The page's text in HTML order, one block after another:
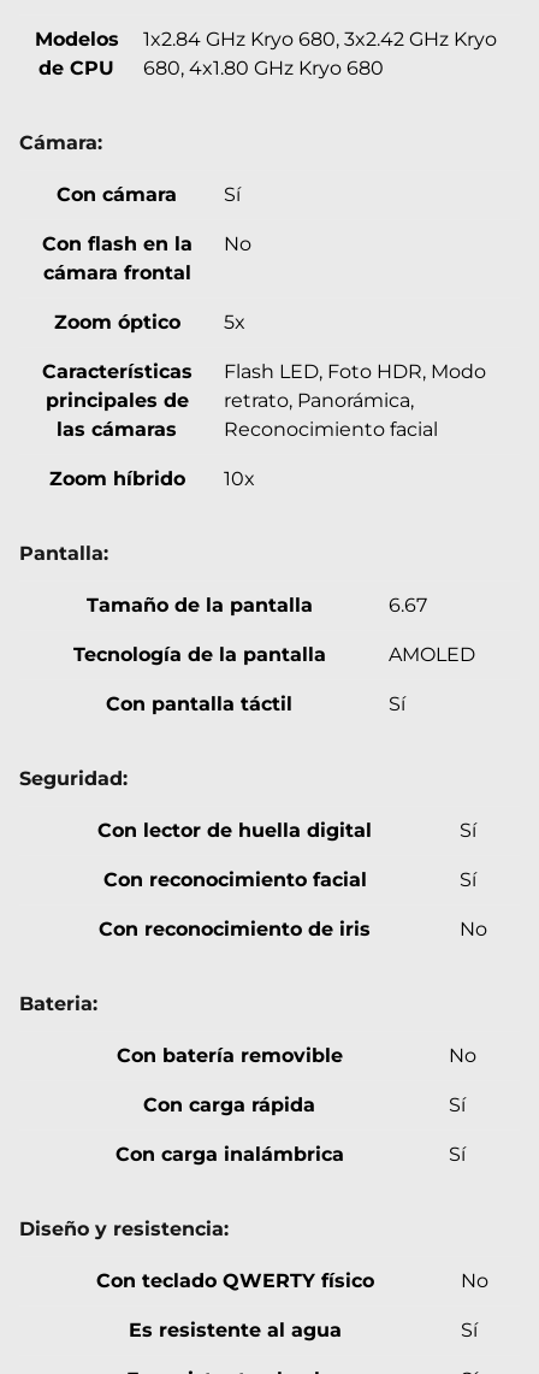
Modelos
de CPU
1x2.84 GHz Kryo 680, 3x2.42 GHz Kryo
680, 4x1.80 GHz Kryo 680
Cámara:
Con cámara Sí
Con flash en la
cámara frontal
No
Zoom óptico 5x
Características
principales de
las cámaras
Flash LED, Foto HDR, Modo
retrato, Panorámica,
Reconocimiento facial
Zoom híbrido 10x
Pantalla:
Tamaño de la pantalla 6.67
Tecnología de la pantalla AMOLED
Con pantalla táctil Sí
Seguridad:
Con lector de huella digital Sí
Con reconocimiento facial Sí
Con reconocimiento de iris No
Bateria:
Con batería removible No
Con carga rápida Sí
Con carga inalámbrica Sí
Diseño y resistencia:
Con teclado QWERTY físico No
Es resistente al agua Sí